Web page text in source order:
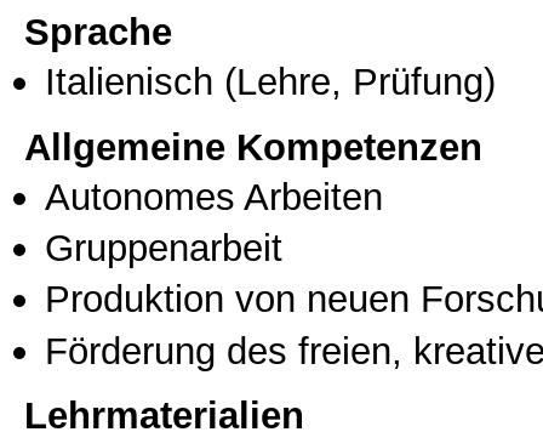
Sprache
Italienisch (Lehre, Prüfung)
Allgemeine Kompetenzen
Autonomes Arbeiten
Gruppenarbeit
Produktion von neuen
Förderung des freien,
Lehrmaterialien